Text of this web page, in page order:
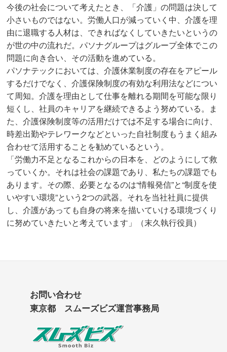
今後の社会について考えたとき、「介護」の問題は決して
小さいものではない。労働人口が減っていく中、介護を理
由に退職する人材は、できればなくしていきたいというの
が世の中の流れだ。パソナグループはグループ全体でこの
問題に向き合い、その活動を進めている。
パソナテックにおいては、介護休業制度の存在をアピール
するだけでなく、介護保険制度の有効な利用法などについ
て周知。介護を理由として仕事を離れる期間を可能な限り
短くし、社員のキャリアを継続できるよう努めている。ま
た、介護保険制度等の活用だけでは不足する場合に向け、
時差出勤やテレワークなどといった自社制度もうまく組み
合わせて活用することを勧めているという。
「労働力不足となるこれからの日本を、どのようにして救
っていくか。それは社会の課題であり、私たちの課題でも
あります。その際、必要となるのは“情報発信”と“制度を使
いやすい環境”という2つの武器。それを当社社員に提供
し、介護があっても自身の将来を描いていける環境づくり
に努めていきたいと考えています」（末久執行役員）
お問い合わせ
東京都 スムーズビズ運営事務局